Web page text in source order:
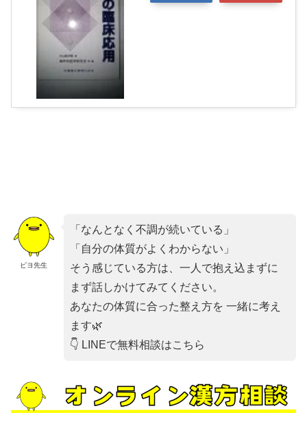
ピヨ先生
「なんとなく不調が続いている」
「自分の体質がよくわからない」
そう感じている方は、一人で抱え込まずに
まず話しかけてみてください。
あなたの体質に合った整え方を 一緒に考え
ます🌿
👇 LINEで無料相談はこちら